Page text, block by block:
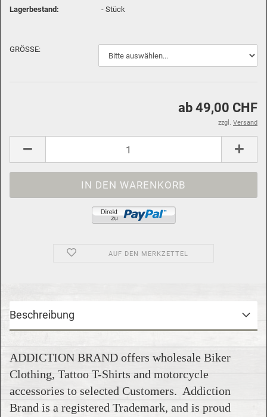
Lagerbestand: -Stück
GRÖSSE:
ab 49,00 CHF
zzgl. Versand
AUF DEN MERKZETTEL
Beschreibung
ADDICTION BRAND offers wholesale Biker
Clothing, Tattoo T-Shirts and motorcycle
accessories to selected Customers. Addiction
Brand is a registered Trademark, and is proud